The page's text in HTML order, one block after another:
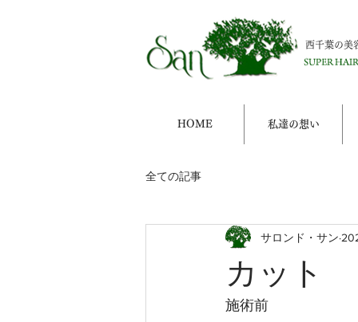
西千葉の美
HOME 私達の想い
全ての記事
カット
サロンド・サン
施術前